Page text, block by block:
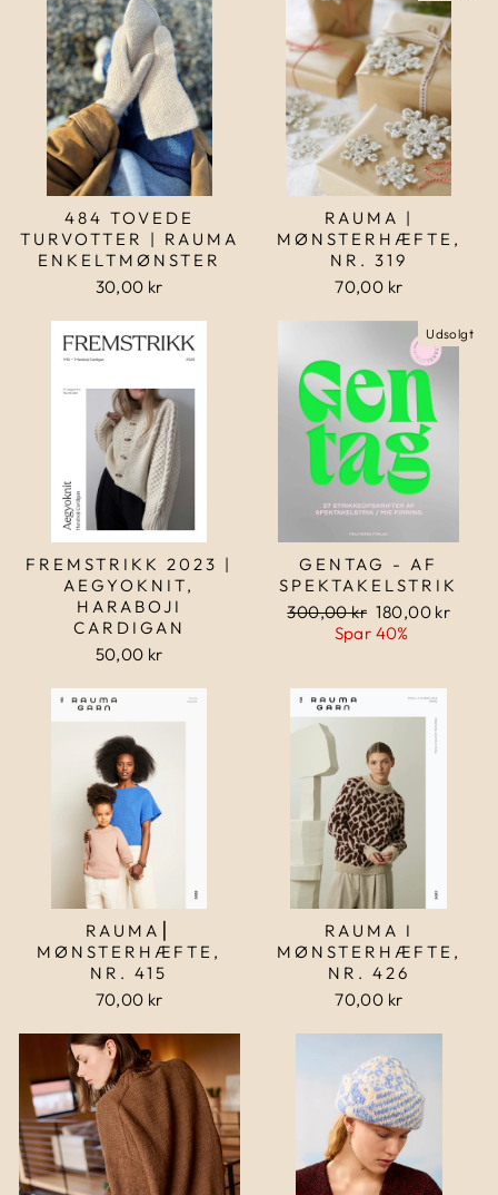
484 TOVEDE
TURVOTTER | RAUMA
ENKELTMØNSTER
30,00 kr
RAUMA |
MØNSTERHÆFTE,
NR. 319
70,00 kr
FREMSTRIKK 2023 |
AEGYOKNIT,
HARABOJI
CARDIGAN
50,00 kr
Udsolgt
GENTAG - AF
SPEKTAKELSTRIK
Normalpris
300,00 kr Udsalgspris
180,00 kr
Spar 40%
RAUMA⎮
MØNSTERHÆFTE,
NR. 415
70,00 kr
RAUMA I
MØNSTERHÆFTE,
NR. 426
70,00 kr